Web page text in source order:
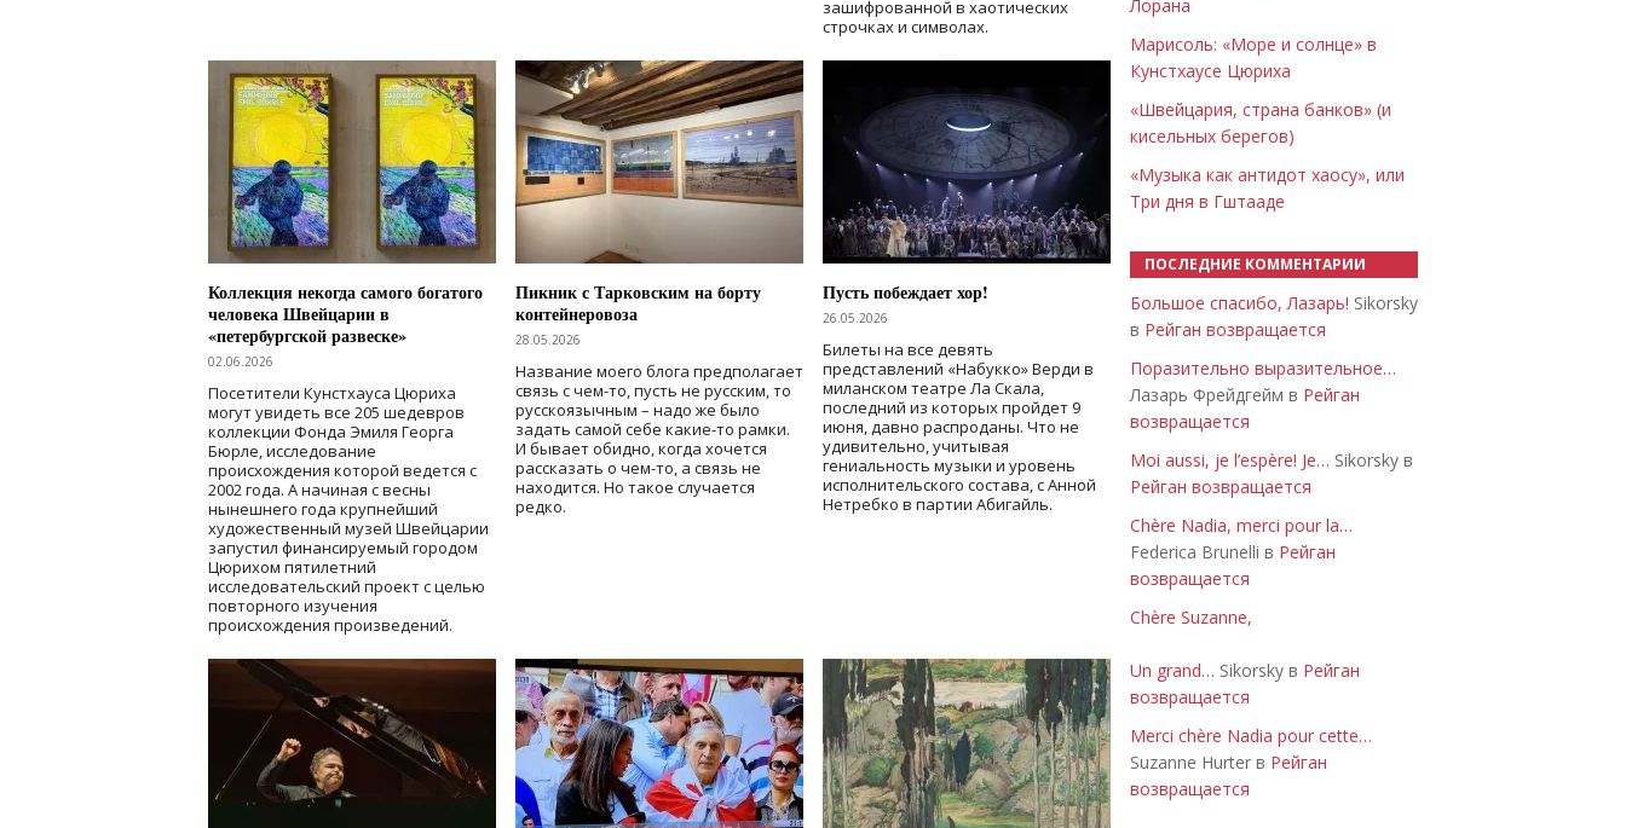
зашифрованной в хаотических
строчках и символах.
Коллекция некогда самого богатого
человека Швейцарии в
«петербургской развеске»
02.06.2026
Посетители Кунстхауса Цюриха
могут увидеть все 205 шедевров
коллекции Фонда Эмиля Георга
Бюрле, исследование
происхождения которой ведется с
2002 года. А начиная с весны
нынешнего года крупнейший
художественный музей Швейцарии
запустил финансируемый городом
Цюрихом пятилетний
исследовательский проект с целью
повторного изучения
происхождения произведений.
Пикник с Тарковским на борту
контейнеровоза
28.05.2026
Название моего блога предполагает
связь с чем-то, пусть не русским, то
русскоязычным – надо же было
задать самой себе какие-то рамки.
И бывает обидно, когда хочется
рассказать о чем-то, а связь не
находится. Но такое случается
редко.
Пусть побеждает хор!
26.05.2026
Билеты на все девять
представлений «Набукко» Верди в
миланском театре Ла Скала,
последний из которых пройдет 9
июня, давно распроданы. Что не
удивительно, учитывая
гениальность музыки и уровень
исполнительского состава, с Анной
Нетребко в партии Абигайль.
Лорана
Марисоль: «Море и солнце» в
Кунстхаусе Цюриха
«Швейцария, страна банков» (и
кисельных берегов)
«Музыка как антидот хаосу», или
Три дня в Гштааде
ПОСЛЕДНИЕ КОММЕНТАРИИ
Большое спасибо, Лазарь! Sikorsky
в Рейган возвращается
Поразительно выразительное…
Лазарь Фрейдгейм в Рейган
возвращается
Moi aussi, je l’espère! Je… Sikorsky в
Рейган возвращается
Chère Nadia, merci pour la…
Federica Brunelli в Рейган
возвращается
Chère Suzanne,
Un grand… Sikorsky в Рейган
возвращается
Merci chère Nadia pour cette…
Suzanne Hurter в Рейган
возвращается